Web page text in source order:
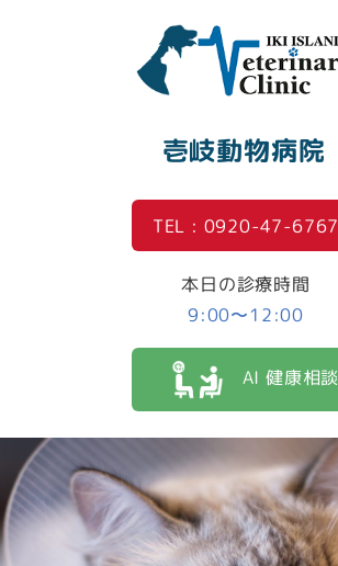
壱岐動物病院
TEL : 0920-47-6767
本日の診療時間
9:00〜12:00
AI 健康相談